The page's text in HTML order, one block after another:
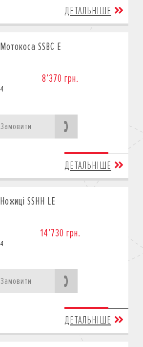
ДЕТАЛЬНІШЕ
Мотокоса SSBC E
8’370 грн.
4
Замовити
ДЕТАЛЬНІШЕ
Ножиці SSHH LE
14’730 грн.
4
Замовити
ДЕТАЛЬНІШЕ